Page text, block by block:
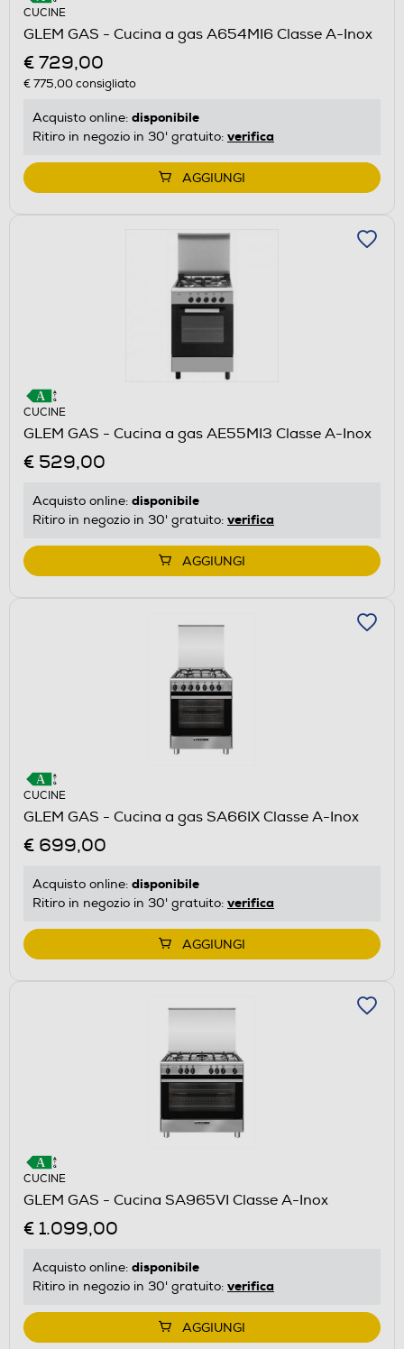
CUCINE
GLEM GAS - Cucina a gas A654MI6 Classe A-Inox
€ 729,00
€ 775,00consigliato
Acquisto online: disponibile
Ritiro in negozio in 30' gratuito: verifica
AGGIUNGI
CUCINE
GLEM GAS - Cucina a gas AE55MI3 Classe A-Inox
€ 529,00
Acquisto online: disponibile
Ritiro in negozio in 30' gratuito: verifica
AGGIUNGI
CUCINE
GLEM GAS - Cucina a gas SA66IX Classe A-Inox
€ 699,00
Acquisto online: disponibile
Ritiro in negozio in 30' gratuito: verifica
AGGIUNGI
CUCINE
GLEM GAS - Cucina SA965VI Classe A-Inox
€ 1.099,00
Acquisto online: disponibile
Ritiro in negozio in 30' gratuito: verifica
AGGIUNGI